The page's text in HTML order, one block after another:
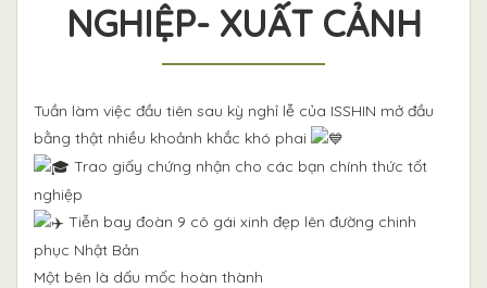
NGHIỆP- XUẤT CẢNH
Tuần làm việc đầu tiên sau kỳ nghỉ lễ của ISSHIN mở đầu
bằng thật nhiều khoảnh khắc khó phai
Trao giấy chứng nhận cho các bạn chính thức tốt
nghiệp
Tiễn bay đoàn 9 cô gái xinh đẹp lên đường chinh
phục Nhật Bản
Một bên là dấu mốc hoàn thành